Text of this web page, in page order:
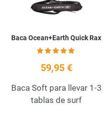
Baca Ocean+Earth Quick Rax
59,95 €
Baca Soft para llevar 1-3
tablas de surf